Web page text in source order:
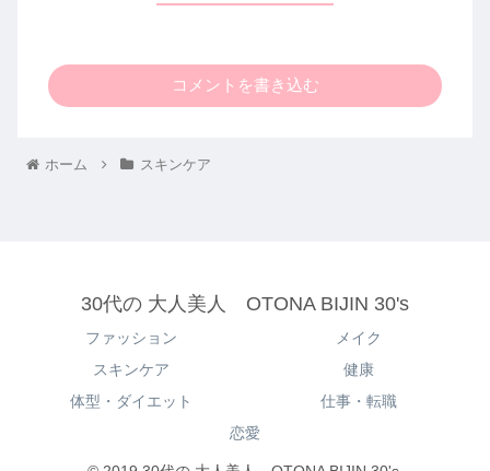
コメントを書き込む
ホーム スキンケア
30代の 大人美人 OTONA BIJIN 30's
ファッション
メイク
スキンケア
健康
体型・ダイエット
仕事・転職
恋愛